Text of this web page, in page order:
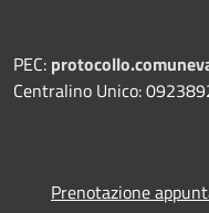
PEC:
Centralino Unico:
Prenotazione